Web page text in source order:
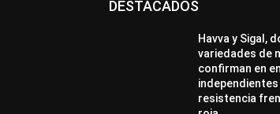
DESTACADOS
Havva y Sigal,
variedades de
confirman en
resistencia